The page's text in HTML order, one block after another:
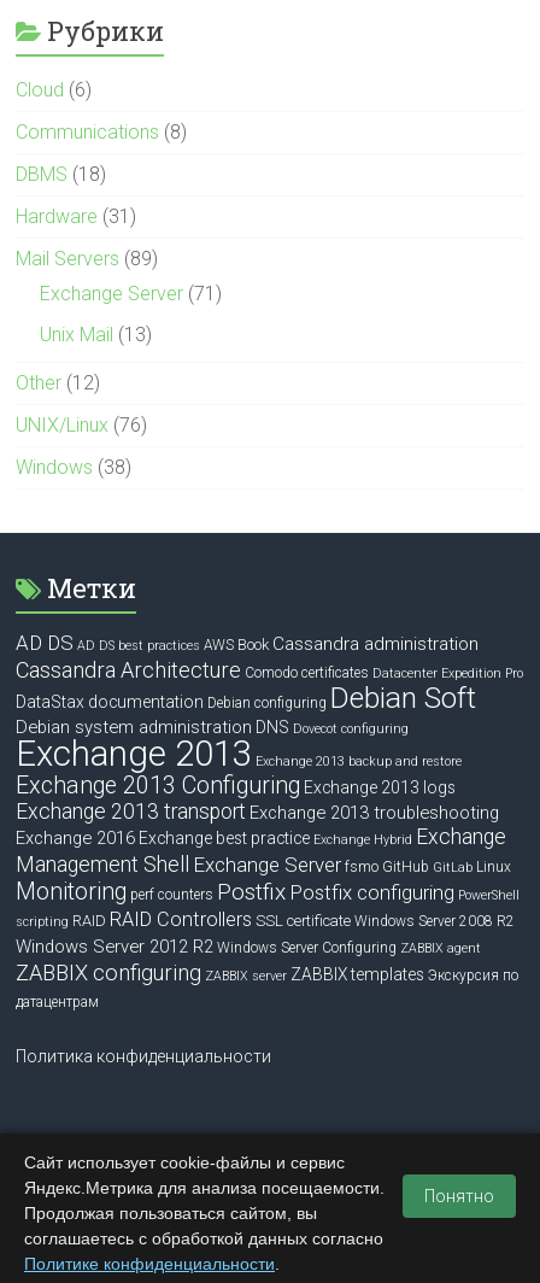
Рубрики
Cloud (6)
Communications (8)
DBMS (18)
Hardware (31)
Mail Servers (89)
Exchange Server (71)
Unix Mail (13)
Other (12)
UNIX/Linux (76)
Windows (38)
Метки
AD DS AD DS best practices AWS Book Cassandra administration
Cassandra Architecture Comodo certificates Datacenter Expedition Pro
DataStax documentation Debian configuring Debian Soft
Debian system administration DNS Dovecot configuring
Exchange 2013 Exchange 2013 backup and restore
Exchange 2013 Configuring Exchange 2013 logs
Exchange 2013 transport Exchange 2013 troubleshooting
Exchange 2016 Exchange best practice Exchange Hybrid Exchange
Management Shell
Exchange Server fsmo GitHub GitLab Linux
Monitoring perf counters Postfix Postfix configuring PowerShell
scripting RAID RAID Controllers SSL certificate Windows Server 2008 R2
Windows Server 2012 R2 Windows Server Configuring ZABBIX agent
ZABBIX configuring ZABBIX server ZABBIX templates Экскурсия по
датацентрам
Политика конфиденциальности
Copyright © 2026blog.bissquit.com. Все права защищены.
ТемаAccelerateот ThemeGrill. На платформеWordPress .
Главная
Обратная связь
Сайт использует cookie-файлы и сервис
Яндекс.Метрика для анализа посещаемости.
Продолжая пользоваться сайтом, вы
соглашаетесь с обработкой данных согласно
Политике конфиденциальности
Понятно